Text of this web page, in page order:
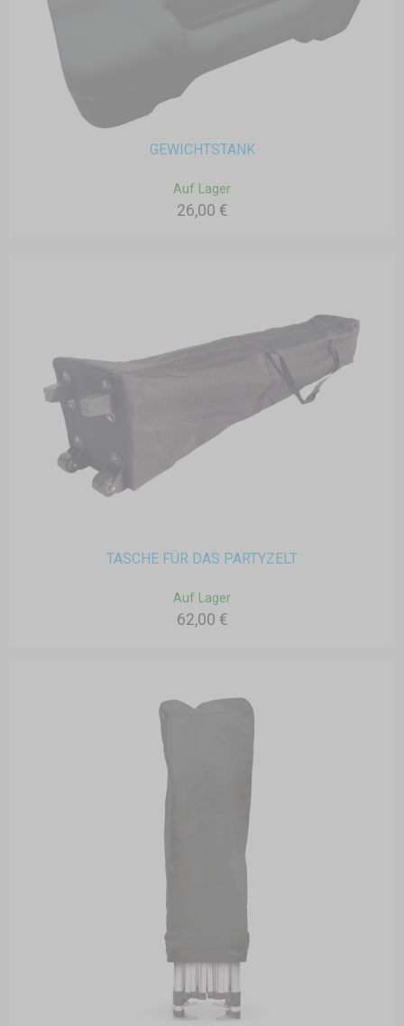
GEWICHTSTANK
Auf Lager
26,00 €
TASCHE FÜR DAS PARTYZELT
Auf Lager
62,00 €